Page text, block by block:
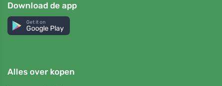
Download de app
Get it on
Google Play
Alles over kopen